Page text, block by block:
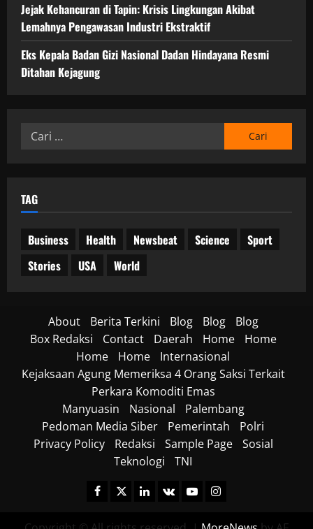
Jejak Kehancuran di Tapin: Krisis Lingkungan Akibat
Lemahnya Pengawasan Industri Ekstraktif
Eks Kepala Badan Gizi Nasional Dadan Hindayana Resmi
Ditahan Kejagung
Cari
TAG
Business Health Newsbeat Science
Sport
Stories
USA World
About Berita Terkini Blog Blog
Blog
Box Redaksi
Contact Daerah Home
Home
Home
Home
Internasional
Kejaksaan Agung Memeriksa 4 Orang Saksi Terkait
Perkara Komoditi Emas
Manyuasin
Nasional
Palembang
Pedoman Media Siber
Pemerintah
Polri
Privacy Policy
Redaksi Sample Page
Sosial
Teknologi
TNI
Facebook
TwitterLinkedin
VK YoutubeInstagram